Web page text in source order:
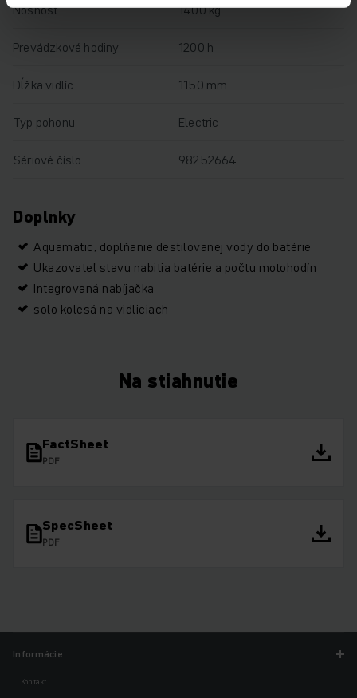
Nosnosť 1400 kg
Prevádzkové hodiny 1200 h
Dĺžka vidlíc 1150 mm
Typ pohonu Electric
Sériové číslo 98252664
Doplnky
Aquamatic, doplňanie destilovanej vody do batérie
Ukazovateľ stavu nabitia batérie a počtu motohodín
Integrovaná nabíjačka
solo kolesá na vidliciach
Na stiahnutie
FactSheet
PDF
SpecSheet
PDF
Informácie
Kontakt